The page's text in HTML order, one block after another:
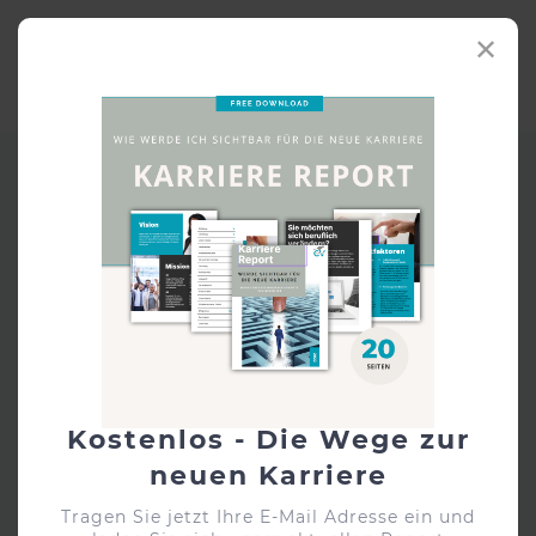
Ihr Selbstbild sind Ihre
Kompetenzen
✕
Kostenlos - Die Wege zur
neuen Karriere
Tragen Sie jetzt Ihre E-Mail Adresse ein und